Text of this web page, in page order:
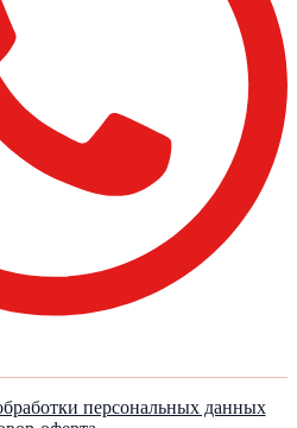
персональных данных